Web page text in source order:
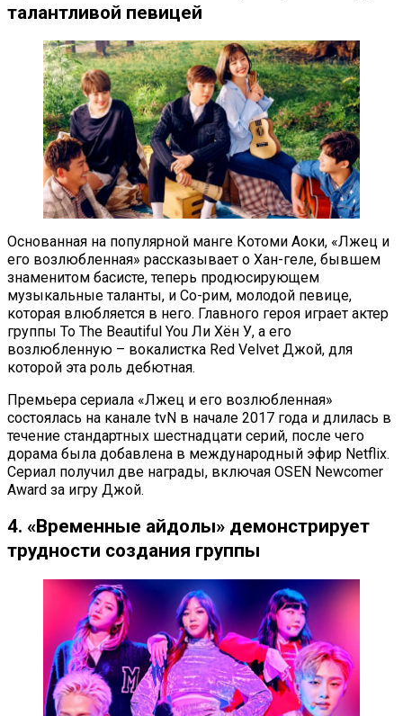
талантливой певицей
Основанная на популярной манге Котоми Аоки, «Лжец и
его возлюбленная» рассказывает о Хан-геле, бывшем
знаменитом басисте, теперь продюсирующем
музыкальные таланты, и Со-рим, молодой певице,
которая влюбляется в него. Главного героя играет актер
группы To The Beautiful You Ли Хён У, а его
возлюбленную – вокалистка Red Velvet Джой, для
которой эта роль дебютная.
Премьера сериала «Лжец и его возлюбленная»
состоялась на канале tvN в начале 2017 года и длилась в
течение стандартных шестнадцати серий, после чего
дорама была добавлена в международный эфир Netflix.
Сериал получил две награды, включая OSEN Newcomer
Award за игру Джой.
4. «Временные айдолы» демонстрирует
трудности создания группы